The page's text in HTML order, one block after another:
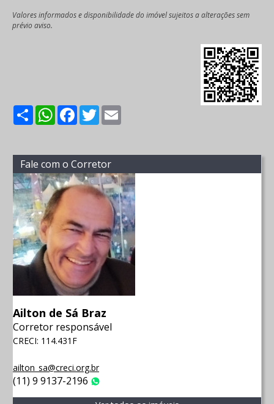
Valores informados e disponibilidade do imóvel sujeitos a alterações sem
prévio aviso.
ShareWhatsApp
Facebook
Twitter
Fale com o Corretor
Ailton de Sá Braz
Corretor responsável
CRECI: 114.431F
ailton_sa@creci.org.br
(11) 9 9137-2196